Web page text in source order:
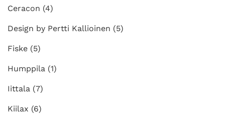
Ceracon (4)
Design by Pertti Kallioinen (5)
Fiske (5)
Humppila (1)
Iittala (7)
Kiilax (6)